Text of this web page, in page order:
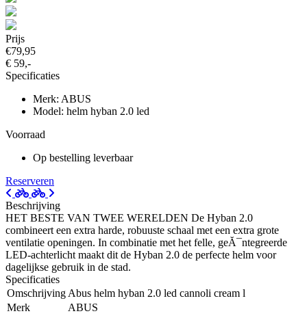
Prijs
€79,95
€ 59,-
Specificaties
Merk: ABUS
Model: helm hyban 2.0 led
Voorraad
Op bestelling leverbaar
Reserveren
Beschrijving
HET BESTE VAN TWEE WERELDEN De Hyban 2.0
combineert een extra harde, robuuste schaal met een extra grote
ventilatie openingen. In combinatie met het felle, geĂ¯ntegreerde
LED-achterlicht maakt dit de Hyban 2.0 de perfecte helm voor
dagelijkse gebruik in de stad.
Specificaties
Omschrijving Abus helm hyban 2.0 led cannoli cream l
Merk
ABUS